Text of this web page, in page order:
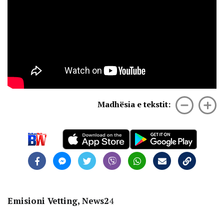
Madhësia e tekstit:
Emisioni Vetting, News24